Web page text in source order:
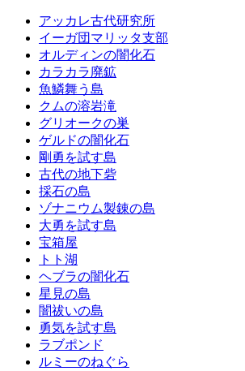
アッカレ古代研究所
イーガ団マリッタ支部
オルディンの闇化石
カラカラ廃鉱
魚鱗舞う島
クムの溶岩滝
グリオークの巣
ゲルドの闇化石
剛勇を試す島
古代の地下砦
採石の島
ゾナニウム製錬の島
大勇を試す島
宝箱屋
トト湖
ヘブラの闇化石
星見の島
闇祓いの島
勇気を試す島
ラブポンド
ルミーのねぐら